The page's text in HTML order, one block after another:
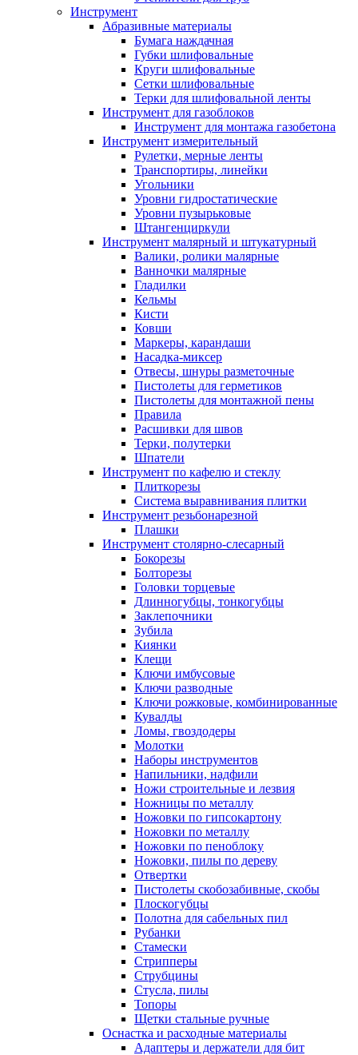
Инструмент
Абразивные материалы
Бумага наждачная
Губки шлифовальные
Круги шлифовальные
Сетки шлифовальные
Терки для шлифовальной ленты
Инструмент для газоблоков
Инструмент для монтажа газобетона
Инструмент измерительный
Рулетки, мерные ленты
Транспортиры, линейки
Угольники
Уровни гидростатические
Уровни пузырьковые
Штангенциркули
Инструмент малярный и штукатурный
Валики, ролики малярные
Ванночки малярные
Гладилки
Кельмы
Кисти
Ковши
Маркеры, карандаши
Насадка-миксер
Отвесы, шнуры разметочные
Пистолеты для герметиков
Пистолеты для монтажной пены
Правила
Расшивки для швов
Терки, полутерки
Шпатели
Инструмент по кафелю и стеклу
Плиткорезы
Система выравнивания плитки
Инструмент резьбонарезной
Плашки
Инструмент столярно-слесарный
Бокорезы
Болторезы
Головки торцевые
Длинногубцы, тонкогубцы
Заклепочники
Зубила
Киянки
Клещи
Ключи имбусовые
Ключи разводные
Ключи рожковые, комбинированные
Кувалды
Ломы, гвоздодеры
Молотки
Наборы инструментов
Напильники, надфили
Ножи строительные и лезвия
Ножницы по металлу
Ножовки по гипсокартону
Ножовки по металлу
Ножовки по пеноблоку
Ножовки, пилы по дереву
Отвертки
Пистолеты скобозабивные, скобы
Плоскогубцы
Полотна для сабельных пил
Рубанки
Стамески
Стрипперы
Струбцины
Стусла, пилы
Топоры
Щетки стальные ручные
Оснастка и расходные материалы
Адаптеры и держатели для бит